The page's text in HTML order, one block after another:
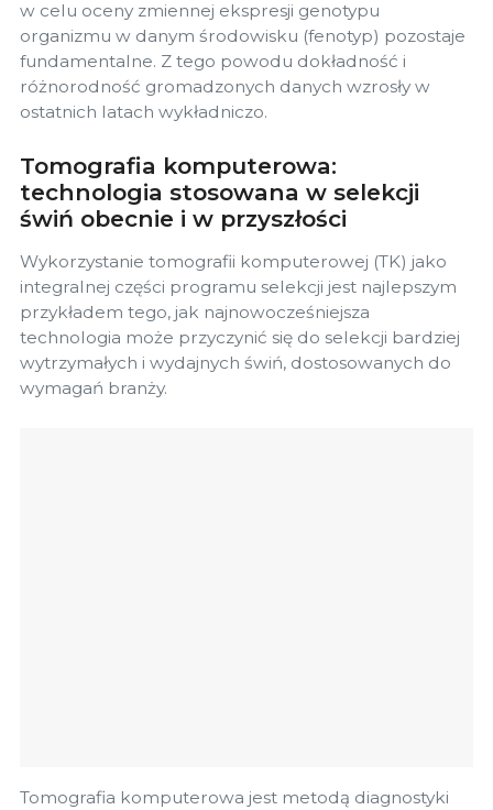
w celu oceny zmiennej ekspresji genotypu
organizmu w danym środowisku (fenotyp) pozostaje
fundamentalne. Z tego powodu dokładność i
różnorodność gromadzonych danych wzrosły w
ostatnich latach wykładniczo.
Tomografia komputerowa:
technologia stosowana w selekcji
świń obecnie i w przyszłości
Wykorzystanie tomografii komputerowej (TK) jako
integralnej części programu selekcji jest najlepszym
przykładem tego, jak najnowocześniejsza
technologia może przyczynić się do selekcji bardziej
wytrzymałych i wydajnych świń, dostosowanych do
wymagań branży.
Tomografia komputerowa jest metodą diagnostyki